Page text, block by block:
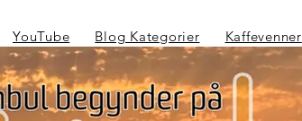
YouTube Blog Kategorier Kaffevenner